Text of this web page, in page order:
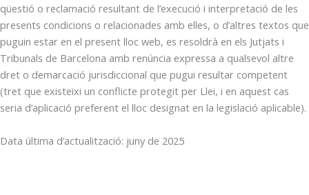
qüestió o reclamació resultant de l’execució i interpretació de les
presents condicions o relacionades amb elles, o d’altres textos que
puguin estar en el present lloc web, es resoldrà en els Jutjats i
Tribunals de Barcelona amb renúncia expressa a qualsevol altre
dret o demarcació jurisdiccional que pugui resultar competent
(tret que existeixi un conflicte protegit per Llei, i en aquest cas
seria d’aplicació preferent el lloc designat en la legislació aplicable).
Data última d’actualització: juny de 2025